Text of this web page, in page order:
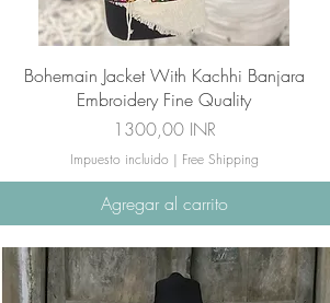
Vista rápida
Bohemain Jacket With Kachhi Banjara
Embroidery Fine Quality
Precio
1300,00 INR
Impuesto incluido | Free Shipping
Agregar al carrito